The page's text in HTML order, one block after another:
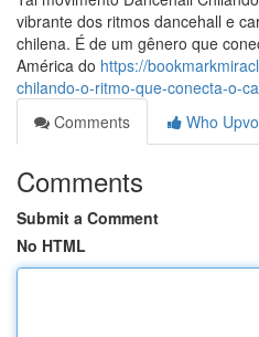
vibrante dos ritmos dancehall e
chilena. É de um gênero que
América do https://
chilando-o-ritmo-que-conecta-o-
Comments
Who
Comments
Submit a Comment
No HTML